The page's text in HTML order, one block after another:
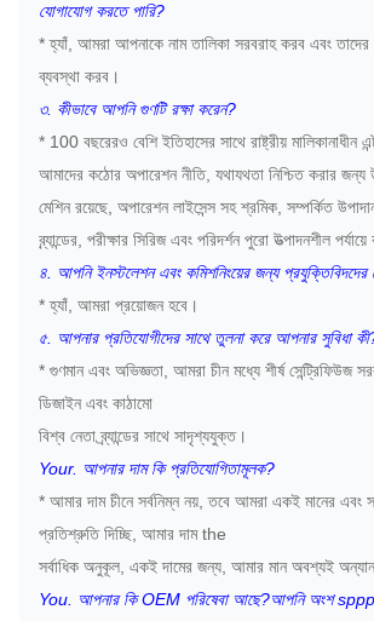
যোগাযোগ করতে পারি?
* হ্যাঁ, আমরা আপনাকে নাম তালিকা সরবরাহ করব এবং তাদের
ব্যবস্থা করব।
৩. কীভাবে আপনি গুণটি রক্ষা করেন?
* 100 বছরেরও বেশি ইতিহাসের সাথে রাষ্ট্রীয় মালিকানাধীন
আমাদের কঠোর অপারেশন নীতি, যথাযথতা নিশ্চিত করার
মেশিন রয়েছে, অপারেশন লাইসেন্স সহ শ্রমিক, সম্পর্কিত
ব্র্যান্ডের, পরীক্ষার সিরিজ এবং পরিদর্শন পুরো উত্পাদনশীল
৪. আপনি ইনস্টলেশন এবং কমিশনিংয়ের জন্য প্রযুক্তিবিদদের
* হ্যাঁ, আমরা প্রয়োজন হবে।
৫. আপনার প্রতিযোগীদের সাথে তুলনা করে আপনার সুবিধা
* গুণমান এবং অভিজ্ঞতা, আমরা চীন মধ্যে শীর্ষ সেন্ট্রিফিউজ
ডিজাইন এবং কাঠামো
বিশ্ব নেতা ব্র্যান্ডের সাথে সাদৃশ্যযুক্ত।
Your. আপনার দাম কি প্রতিযোগিতামূলক?
* আমার দাম চীনে সর্বনিম্ন নয়, তবে আমরা একই মানের এবং
প্রতিশ্রুতি দিচ্ছি, আমার দাম the
সর্বাধিক অনুকূল, একই দামের জন্য, আমার মান অবশ্যই অন্যান্য
You. আপনার কি OEM পরিষেবা আছে?আপনি অংশ